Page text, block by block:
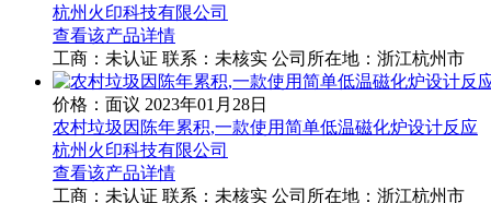
杭州火印科技有限公司
查看该产品详情
工商： 未认证 联系： 未核实 公司所在地：浙江杭州市
价格：面议 2023年01月28日
农村垃圾因陈年累积,一款使用简单低温磁化炉设计反应
杭州火印科技有限公司
查看该产品详情
工商： 未认证 联系： 未核实 公司所在地：浙江杭州市